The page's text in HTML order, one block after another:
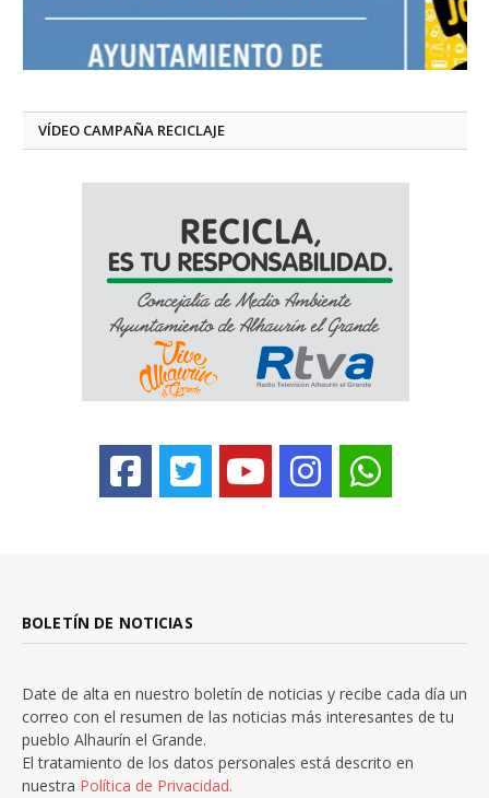
VÍDEO CAMPAÑA RECICLAJE
BOLETÍN DE NOTICIAS
Date de alta en nuestro boletín de noticias y recibe cada día un
correo con el resumen de las noticias más interesantes de tu
pueblo Alhaurín el Grande.
El tratamiento de los datos personales está descrito en
nuestra Política de Privacidad.